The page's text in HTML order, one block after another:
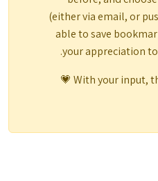
(either via email, or
able to save
your appreciation
With your input,